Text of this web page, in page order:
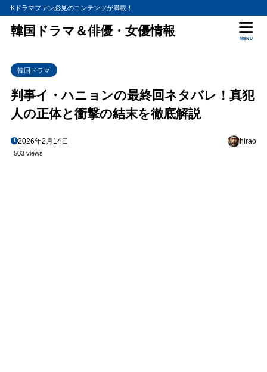
Kドラマファン必見のコンテンツが満載！
韓国ドラマ＆俳優・女優情報
MENU
韓国ドラマ
判事イ・ハニョンの最終回ネタバレ！真犯
人の正体と衝撃の結末を徹底解説
2026年2月14日 hirao
503 views